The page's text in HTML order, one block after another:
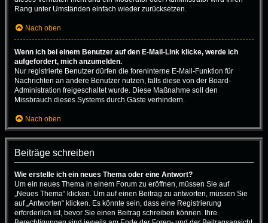
Rang unter Umständen einfach wieder zurücksetzen.
Nach oben
Wenn ich bei einem Benutzer auf den E-Mail-Link klicke, werde ich
aufgefordert, mich anzumelden.
Nur registrierte Benutzer dürfen die foreninterne E-Mail-Funktion für
Nachrichten an andere Benutzer nutzen, falls diese von der Board-
Administration freigeschaltet wurde. Diese Maßnahme soll den
Missbrauch dieses Systems durch Gäste verhindern.
Nach oben
Beiträge schreiben
Wie erstelle ich ein neues Thema oder eine Antwort?
Um ein neues Thema in einem Forum zu eröffnen, müssen Sie auf
„Neues Thema“ klicken. Um auf einen Beitrag zu antworten, müssen Sie
auf „Antworten“ klicken. Es könnte sein, dass eine Registrierung
erforderlich ist, bevor Sie einen Beitrag schreiben können. Ihre